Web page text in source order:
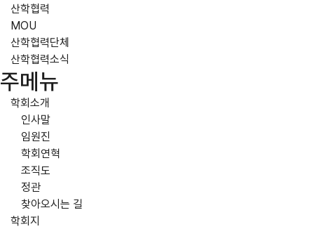
산학협력
MOU
산학협력단체
산학협력소식
주메뉴
학회소개
인사말
임원진
학회연혁
조직도
정관
찾아오시는 길
학회지